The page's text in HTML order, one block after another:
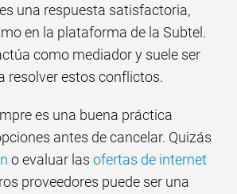
una respuesta satisfactoria,
en la plataforma de la Subtel.
como mediador y suele ser
resolver estos conflictos.
es una buena práctica
antes de cancelar. Quizás
o evaluar las ofertas de internet
proveedores puede ser una